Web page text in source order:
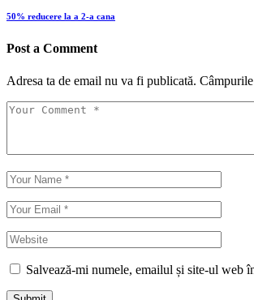
50% reducere la a 2-a cana
Post a Comment
Adresa ta de email nu va fi publicată.
Salvează-mi numele, emailul și site-ul web